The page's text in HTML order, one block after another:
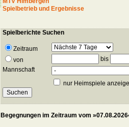
Spielbetrieb und Ergebnisse
Spielberichte Suchen
Zeitraum
von
bis
Mannschaft
nur Heimspiele
Begegnungen im Zeitraum vom